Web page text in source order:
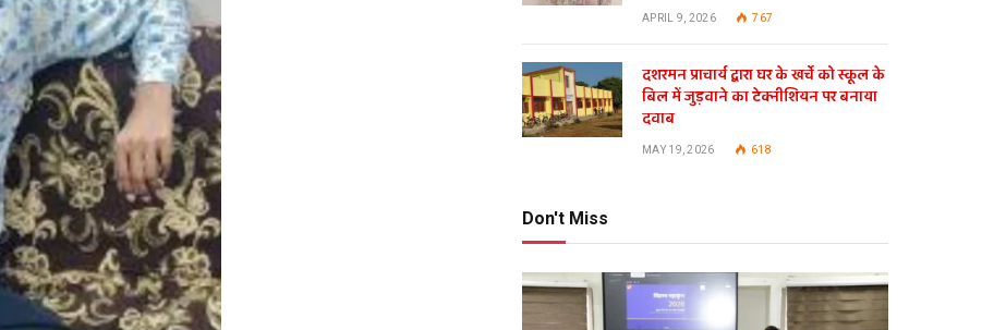
APRIL 9, 2026 767
दशरमन प्राचार्य द्वारा घर के खर्चे को स्कूल के
बिल में जुड़वाने का टेक्नीशियन पर बनाया
दवाब
MAY 19, 2026 618
Don't Miss